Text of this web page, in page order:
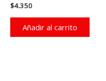
$4.350
Añadir al carrito